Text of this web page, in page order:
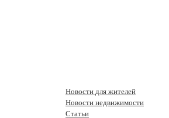
Новости для жителей
Новости недвижимости
Статьи